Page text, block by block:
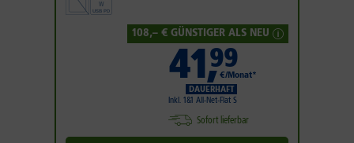
108,– € GÜNSTIGER ALS NEU
41,
99
€/Monat*
DAUERHAFT
Inkl. 1&1 All-Net-Flat S
Sofort lieferbar